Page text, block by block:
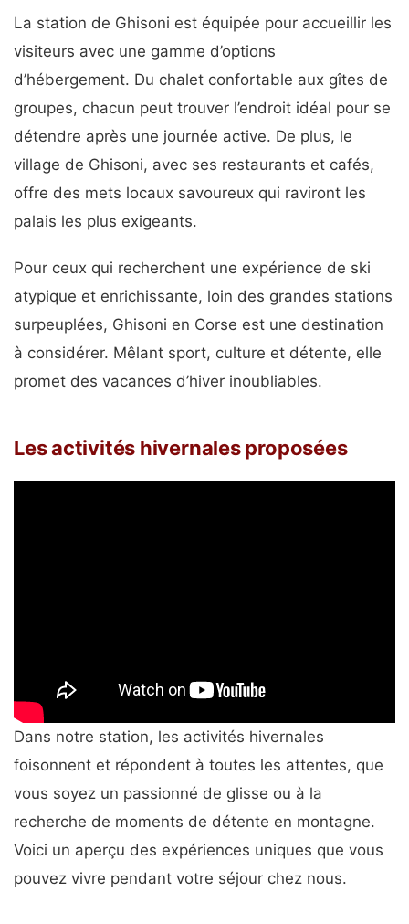
La station de Ghisoni est équipée pour accueillir les
visiteurs avec une gamme d’options
d’hébergement. Du chalet confortable aux gîtes de
groupes, chacun peut trouver l’endroit idéal pour se
détendre après une journée active. De plus, le
village de Ghisoni, avec ses restaurants et cafés,
offre des mets locaux savoureux qui raviront les
palais les plus exigeants.
Pour ceux qui recherchent une expérience de ski
atypique et enrichissante, loin des grandes stations
surpeuplées, Ghisoni en Corse est une destination
à considérer. Mêlant sport, culture et détente, elle
promet des vacances d’hiver inoubliables.
Les activités hivernales proposées
Dans notre station, les activités hivernales
foisonnent et répondent à toutes les attentes, que
vous soyez un passionné de glisse ou à la
recherche de moments de détente en montagne.
Voici un aperçu des expériences uniques que vous
pouvez vivre pendant votre séjour chez nous.